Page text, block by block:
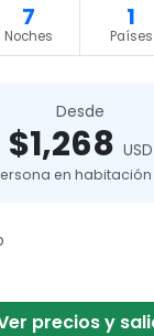
7
Noches
1
Países
Desde
$1,268 USD
en habitación
precios y